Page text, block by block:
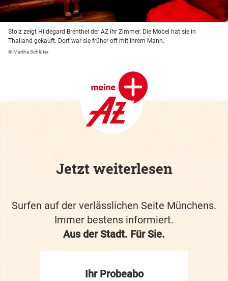
Stolz zeigt Hildegard Brenthel der AZ ihr Zimmer. Die Möbel hat sie in
Thailand gekauft. Dort war sie früher oft mit ihrem Mann.
© Martha Schlüter
Jetzt weiterlesen
Surfen auf der verlässlichen Seite Münchens.
Immer bestens informiert.
Aus der Stadt. Für Sie.
Ihr Probeabo